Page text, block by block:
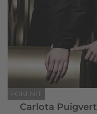
PONENTE
Carlota Puigvert